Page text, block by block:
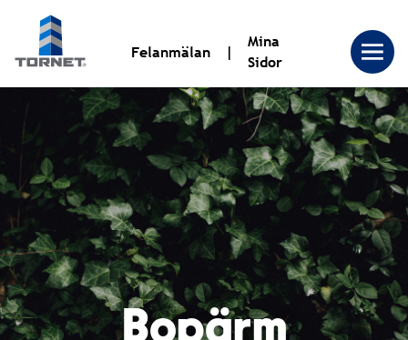
Tornet
Bostadsproduktion
AB
|
Felanmälan
Mina
Sidor
Bopärm